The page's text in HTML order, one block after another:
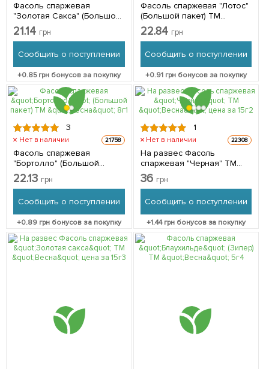
Фасоль спаржевая
"Золотая Сакса" (Большой
пакет) ТМ "Весна" 5г
21.14 грн
Сообщить о поступлении
+0.85грн бонусов за покупку
Фасоль спаржевая "Лотос"
(Большой пакет) ТМ
"Весна" 5г
22.84 грн
Сообщить о поступлении
+0.91грн бонусов за покупку
3
Нет в наличии 21758
Фасоль спаржевая
"Бортолло" (Большой
пакет) ТМ "Весна" 8г
22.13 грн
Сообщить о поступлении
+0.89 грн бонусов за покупку
1
Нет в наличии 22308
На развес Фасоль
спаржевая "Черная" ТМ
"Весна" цена за 15г
36 грн
Сообщить о поступлении
+1.44грн бонусов за покупку